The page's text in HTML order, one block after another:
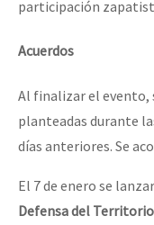
participación
Acuerdos
Al finalizar el evento,
planteadas durante
días anteriores. Se
El 7 de enero se
Defensa del